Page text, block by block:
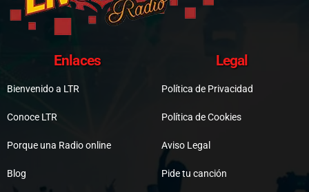
Enlaces
Bienvenido a LTR
Conoce LTR
Porque una Radio online
Blog
Legal
Política de Privacidad
Política de Cookies
Aviso Legal
Pide tu canción